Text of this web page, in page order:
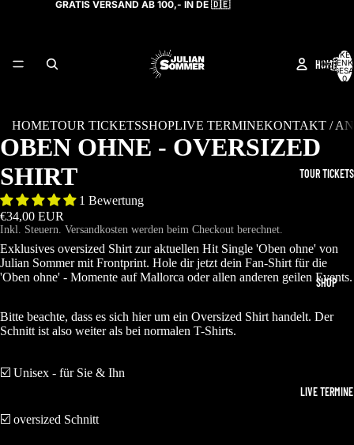
GRATIS VERSAND AB 100,- IN DE 🇩🇪
HOME
TOUR TICKETS
SHOP
LIVE TERMINE
0
HOMETOUR TICKETSSHOPLIVE TERMINEKONTAKT /
OBEN OHNE - OVERSIZED
SHIRT
1 Bewertung
€34,00 EUR
Inkl. Steuern. Versandkosten werden beim Checkout berechnet.
Exklusives oversized Shirt zur aktuellen Hit Single 'Oben ohne' von
Julian Sommer mit Frontprint. Hole dir jetzt dein Fan-Shirt für die
'Oben ohne' - Momente auf Mallorca oder allen anderen geilen Events.
Bitte beachte, dass es sich hier um ein Oversized Shirt handelt. Der
Schnitt ist also weiter als bei normalen T-Shirts.
☑️ Unisex - für Sie & Ihn
☑️ oversized Schnitt